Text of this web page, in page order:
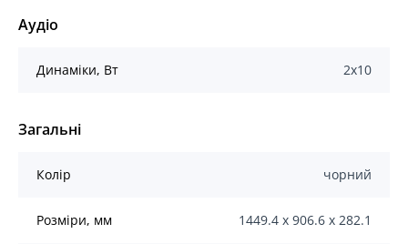
Аудіо
Динаміки, Вт 2х10
Загальні
Колір чорний
Розміри, мм 1449.4 х 906.6 х 282.1